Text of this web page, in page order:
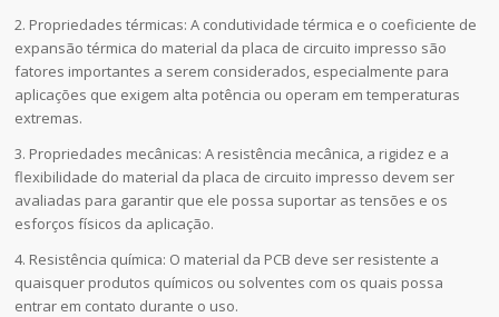
2. Propriedades térmicas: A condutividade térmica e o coeficiente de
expansão térmica do material da placa de circuito impresso são
fatores importantes a serem considerados, especialmente para
aplicações que exigem alta potência ou operam em temperaturas
extremas.
3. Propriedades mecânicas: A resistência mecânica, a rigidez e a
flexibilidade do material da placa de circuito impresso devem ser
avaliadas para garantir que ele possa suportar as tensões e os
esforços físicos da aplicação.
4. Resistência química: O material da PCB deve ser resistente a
quaisquer produtos químicos ou solventes com os quais possa
entrar em contato durante o uso.